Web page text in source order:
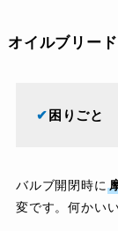
オイルブリー
✔︎ 困りごと
バルブ開閉時に
変です。何かい